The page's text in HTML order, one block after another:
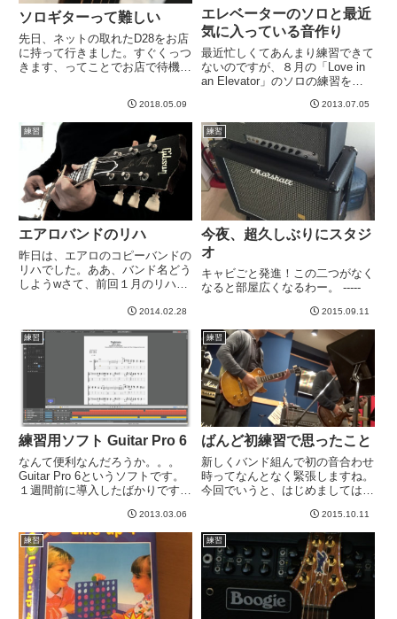
ソロギターって難しい
先日、ネットの取れたD28をお店
に持って行きました。すぐくっつ
きます、ってことでお店で待機。
大丈夫。トップの浮きもない。ネ
ックは全然動いてないですね、と
のこと。２週間張りっぱなし運
2018.05.09
エレベーターのソロと最近
気に入っている音作り
最近忙しくてあんまり練習できて
ないのですが、８月の「Love in
an Elevator」のソロの練習をぽ
と手こずるかと思ってたら、意外
といけそう。ただ、前半ソロの最
後の２小節がリズムがややこし
い。。。６連符...
2013.07.05
練習
エアロバンドのリハ
昨日は、エアロのコピーバンドの
リハでした。ああ、バンド名どう
しようwさて、前回１月のリハ
いと感じて、安心してたんです
ね。なので、今回リハにむけては
完全に油断しててやや退化してし
まいましたwVoのHさんは、前回
よ...
2014.02.28
練習
今夜、超久しぶりにスタジ
オ
キャビごと発進！この二つがなく
なると部屋広くなるわー。 -----
2015.09.11
練習
練習用ソフト Guitar Pro 6
なんて便利なんだろうか。。。
Guitar Pro 6というソフトです。
１週間前に導入したばかりです。
でも無料/有料のtab譜サイトある
ので、わざわざ専用のソフトはい
らない、という話はあるのです
が、1. 画面がで...
2013.03.06
練習
ばんど初練習で思ったこと
新しくバンド組んで初の音合わせ
時ってなんとなく緊張しますね。
今回でいうと、はじめましては２
ん。ゆうすけさんとは何回もスタ
ジオ入ってますが、なんか初回っ
て緊張しますwゆうすけさんの
58AMUROと、モカたん。昨日...
2015.10.11
練習 練習